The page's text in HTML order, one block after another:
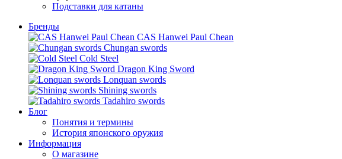
Подставки для катаны
Бренды
CAS Hanwei Paul Chean
Chungan swords
Cold Steel
Dragon King Sword
Lonquan swords
Shining swords
Tadahiro swords
Блог
Понятия и термины
История японского оружия
Информация
О магазине